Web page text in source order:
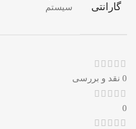
گارانتی
سیستم
0 نقد و بررسی
0